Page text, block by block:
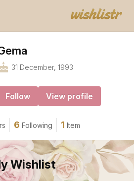
31 December, 1993
Follow View profile
6 Following 1 Item
Wishlist